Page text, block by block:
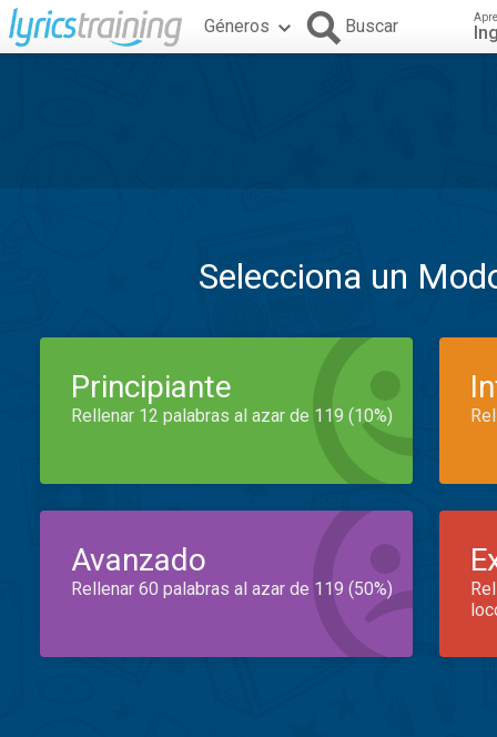
Géneros Buscar
Selecciona un
Principiante
Rellenar 12 palabras al azar de 119 (10%)
Avanzado
Rellenar 60 palabras al azar de 119 (50%)